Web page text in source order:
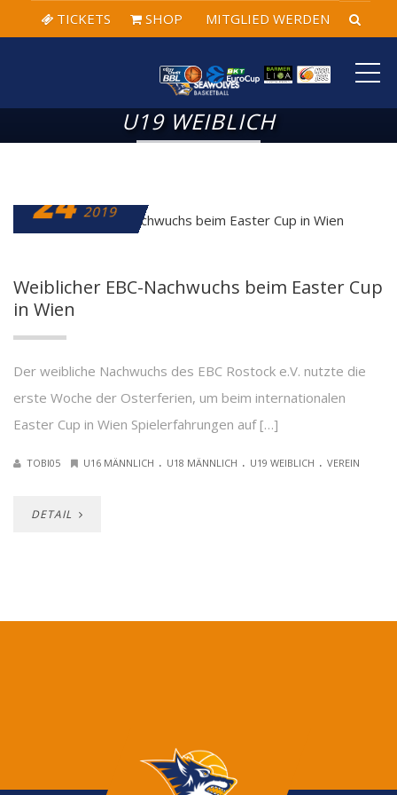
TICKETS SHOP MITGLIED WERDEN
U19 WEIBLICH
24 2019
Weiblicher EBC-Nachwuchs beim Easter Cup
in Wien
Der weibliche Nachwuchs des EBC Rostock e.V. nutzte die
erste Woche der Osterferien, um beim internationalen
Easter Cup in Wien Spielerfahrungen auf […]
TOBI05 U16 MÄNNLICH . U18 MÄNNLICH . U19 WEIBLICH . VEREIN
DETAIL